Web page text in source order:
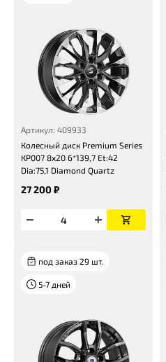
Артикул: 409933
Колесный диск Premium Series
КР007 8x20 6*139,7 Et:42
Dia:75,1 Diamond Quartz
27 200 ₽
под заказ 29 шт.
5-7 дней